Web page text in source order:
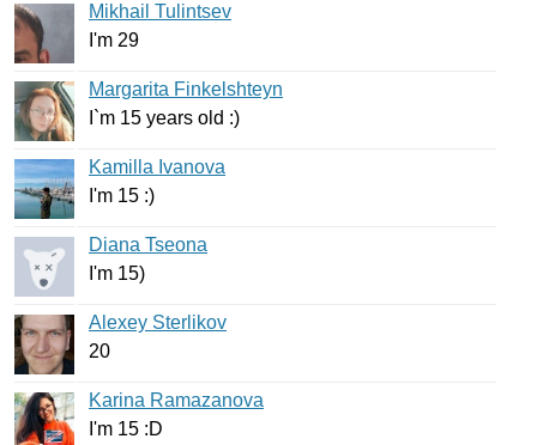
Mikhail Tulintsev
I'm 29
Margarita Finkelshteyn
`m 15 years old :)
Kamilla Ivanova
I'm 15 :)
Diana Tseona
I'm 15)
Alexey Sterlikov
20
Karina Ramazanova
I'm 15 :D